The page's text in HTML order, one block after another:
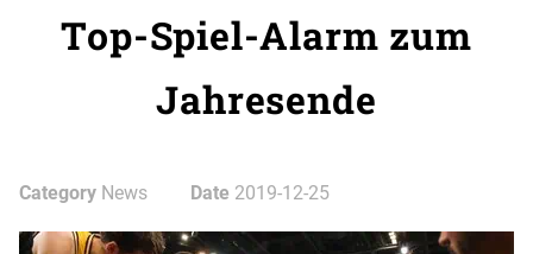
Top-Spiel-Alarm zum
Jahresende
Category News Date 2019-12-25